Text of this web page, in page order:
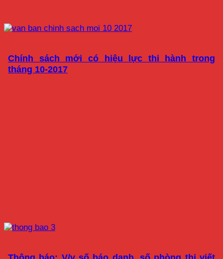
Chính sách mới có hiệu lực thi hành trong
tháng 10-2017